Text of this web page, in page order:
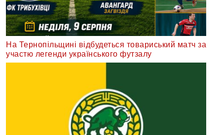
На Тернопільщині відбудеться товариський матч за
участю легенди українського футзалу